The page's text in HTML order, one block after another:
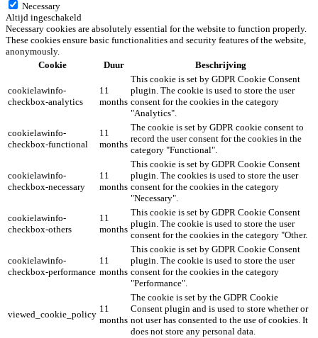
Necessary
Altijd ingeschakeld
Necessary cookies are absolutely essential for the website to function properly.
These cookies ensure basic functionalities and security features of the website,
anonymously.
Cookie
Duur Beschrijving
cookielawinfo-
checkbox-analytics
11
months
This cookie is set by GDPR Cookie Consent
plugin. The cookie is used to store the user
consent for the cookies in the category
"Analytics".
cookielawinfo-
checkbox-functional
11
months
The cookie is set by GDPR cookie consent to
record the user consent for the cookies in the
category "Functional".
cookielawinfo-
checkbox-necessary
11
months
This cookie is set by GDPR Cookie Consent
plugin. The cookies is used to store the user
consent for the cookies in the category
"Necessary".
cookielawinfo-
checkbox-others
11
months
This cookie is set by GDPR Cookie Consent
plugin. The cookie is used to store the user
consent for the cookies in the category "Other.
cookielawinfo-
checkbox-performance
11
months
This cookie is set by GDPR Cookie Consent
plugin. The cookie is used to store the user
consent for the cookies in the category
"Performance".
viewed_cookie_policy
11
months
The cookie is set by the GDPR Cookie
Consent plugin and is used to store whether or
not user has consented to the use of cookies. It
does not store any personal data.